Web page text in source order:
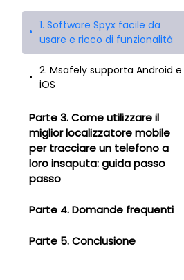
1. Software Spyx facile da
usare e ricco di funzionalità
2. Msafely supporta Android e
iOS
Parte 3. Come utilizzare il
miglior localizzatore mobile
per tracciare un telefono a
loro insaputa: guida passo
passo
Parte 4. Domande frequenti
Parte 5. Conclusione